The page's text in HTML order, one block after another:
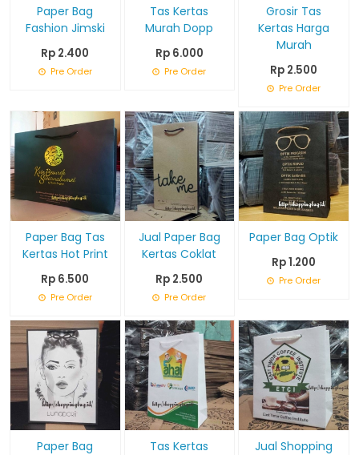
Paper Bag
Fashion Jimski
Rp 2.400
Pre Order
Tas Kertas
Murah Dopp
Rp 6.000
Pre Order
Grosir Tas
Kertas Harga
Murah
Rp 2.500
Pre Order
Paper Bag Tas
Kertas Hot Print
Rp 6.500
Pre Order
Jual Paper Bag
Kertas Coklat
Rp 2.500
Pre Order
Paper Bag Optik
Rp 1.200
Pre Order
Paper Bag
Tas Kertas
Jual Shopping